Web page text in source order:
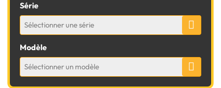
Série
Sélectionner une série
Modèle
Sélectionner un modèle